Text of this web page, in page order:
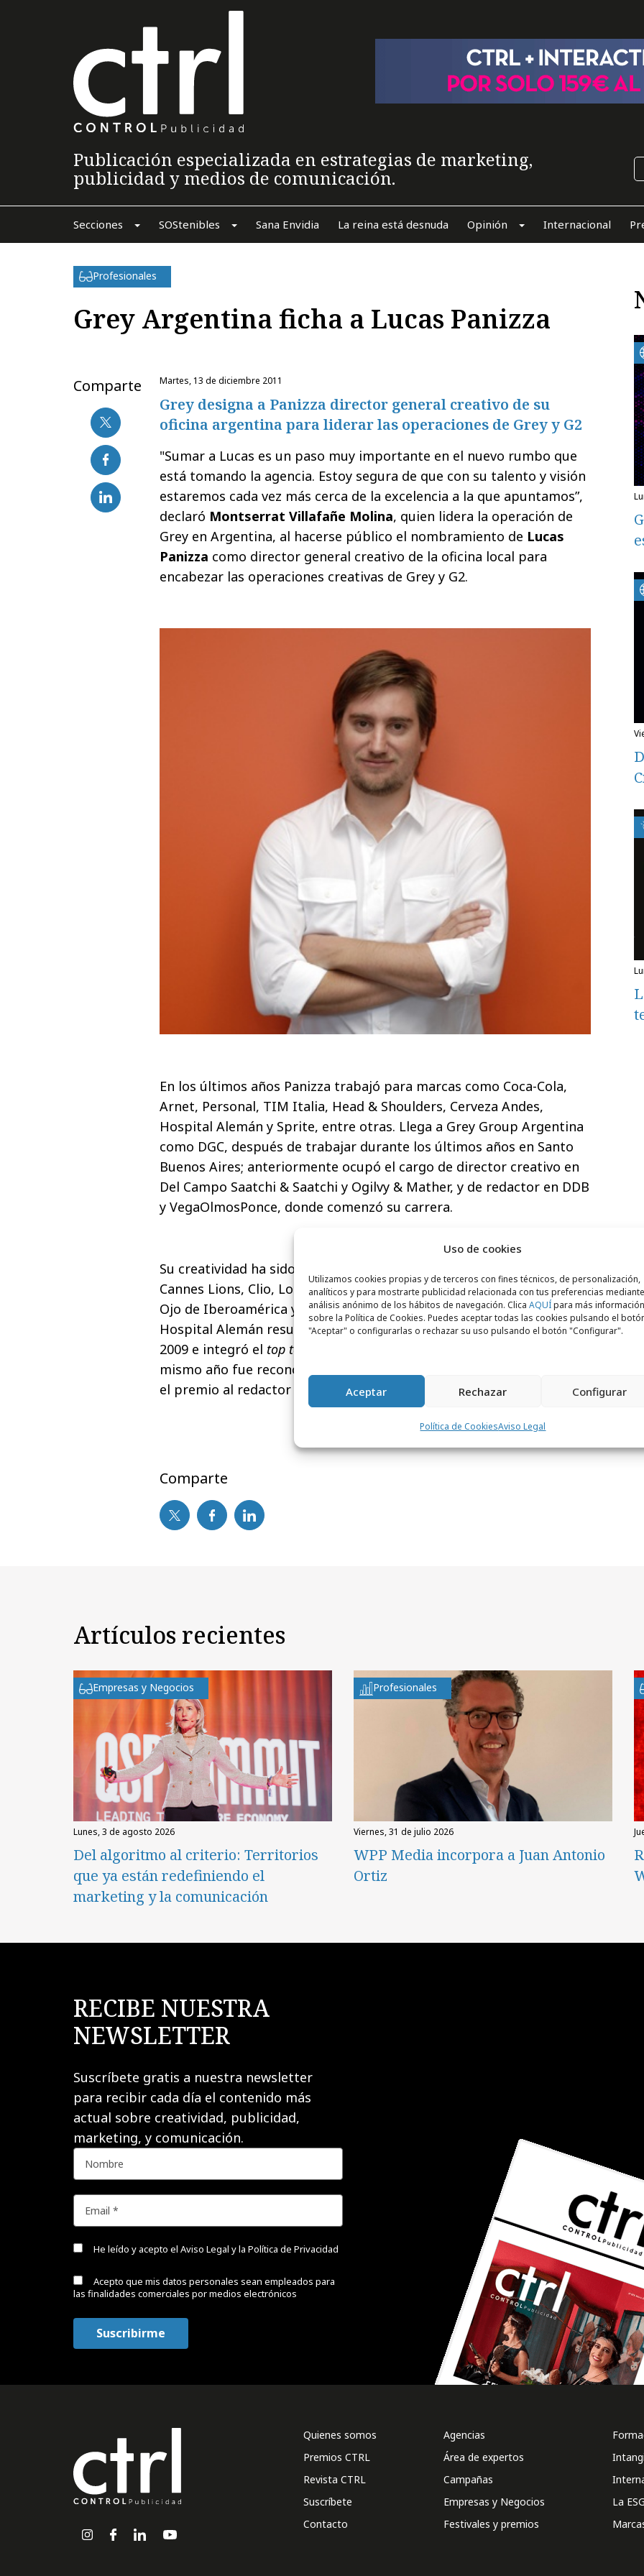
Uso de cookies
Utilizamos cookies propias y de terceros con fines técnicos, de personalización,
analíticos y para mostrarte publicidad relacionada con tus preferencias
análisis anónimo de los hábitos de navegación. Clica AQUÍpara más información
sobre la Política de Cookies. Puedes aceptar todas las cookies pulsando el
"Aceptar" o configurarlas o rechazar su uso pulsando el botón "Configurar".
Aceptar Rechazar Configurar
Política de CookiesAviso Legal
Publicación especializada en estrategias de marketing,
publicidad y medios de comunicación.
Secciones SOStenibles Sana Envidia La reina está desnuda Opinión Internacional
Profesionales
Grey Argentina ficha a Lucas Panizza
Comparte martes, 13 de diciembre 2011
Grey designa a Panizza director general creativo de su
oficina argentina para liderar las operaciones de Grey y G2
"Sumar a Lucas es un paso muy importante en el nuevo rumbo que
está tomando la agencia. Estoy segura de que con su talento y visión
estaremos cada vez más cerca de la excelencia a la que apuntamos”,
declaró Montserrat Villafañe Molina, quien lidera la operación de
Grey en Argentina, al hacerse público el nombramiento de Lucas
Panizza como director general creativo de la oficina local para
encabezar las operaciones creativas de Grey y G2.
En los últimos años Panizza trabajó para marcas como Coca-Cola,
Arnet, Personal, TIM Italia, Head & Shoulders, Cerveza Andes,
Hospital Alemán y Sprite, entre otras. Llega a Grey Group Argentina
como DGC, después de trabajar durante los últimos años en Santo
Buenos Aires; anteriormente ocupó el cargo de director creativo en
Del Campo Saatchi & Saatchi y Ogilvy & Mather, y de redactor en DDB
y VegaOlmosPonce, donde comenzó su carrera.
Su creatividad ha sido reconocida en los principales festivales como
Cannes Lions, Clio, Londres, New York Festival, Fiap, San Sebastián, El
Ojo de Iberoamérica y en el Círculo de Creativos. La campaña para el
Hospital Alemán resultó la más premiada de Latinoamérica en el
2009 e integró el top ten
mismo año fue reconocido por el Círculo de Creativos argentinos con
el premio al redactor del año.
Comparte
Artículos recientes
Empresas y Negocios
lunes, 3 de agosto 2026
Del algoritmo al criterio: Territorios
que ya están redefiniendo el
marketing y la comunicación
Profesionales
viernes, 31 de julio 2026
WPP Media incorpora a Juan Antonio
Ortiz
RECIBE NUESTRA
NEWSLETTER
Suscríbete gratis a nuestra newsletter
para recibir cada día el contenido más
actual sobre creatividad, publicidad,
marketing, y comunicación.
He leído y acepto el Aviso Legal y la Política de Privacidad
Acepto que mis datos personales sean empleados para
las finalidades comerciales por medios electrónicos
Quienes somos
Premios CTRL
Revista CTRL
Suscríbete
Contacto
Agencias
Área de expertos
Campañas
Empresas y Negocios
Festivales y premios
La